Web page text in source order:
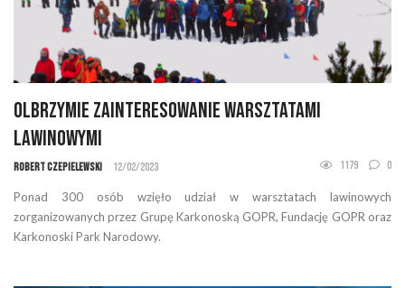
Olbrzymie zainteresowanie warsztatami
lawinowymi
Robert Czepielewski 12/02/2023 1179 0
Ponad 300 osób wzięło udział w warsztatach lawinowych
zorganizowanych przez Grupę Karkonoską GOPR, Fundację GOPR oraz
Karkonoski Park Narodowy.